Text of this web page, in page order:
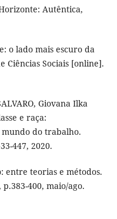
Autêntica,
o lado mais escuro da
Ciências Sociais [online].
Giovana Ilka
e raça:
mundo do trabalho.
447, 2020.
entre teorias e métodos.
400, maio/ago.